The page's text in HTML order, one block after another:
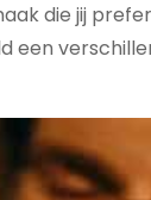
die jij
een